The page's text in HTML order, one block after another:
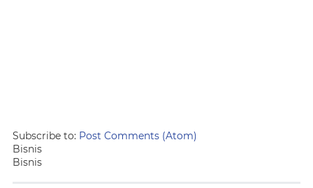
Subscribe to: Post Comments (Atom)
Bisnis
Bisnis